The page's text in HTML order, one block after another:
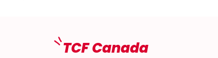
TCF Canada